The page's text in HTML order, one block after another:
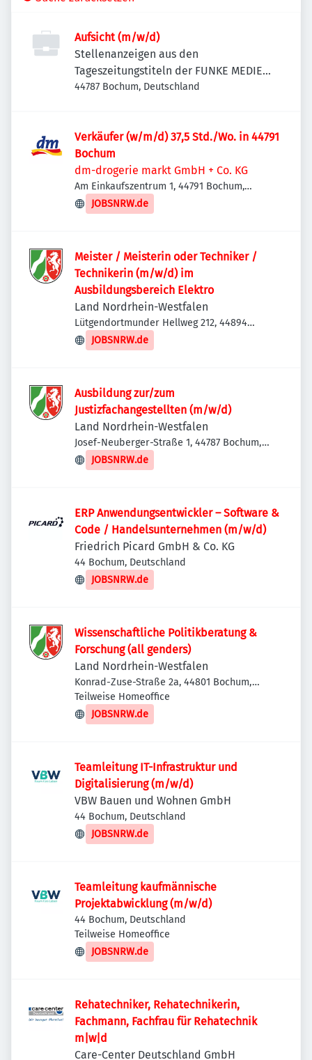
Aufsicht (m/w/d)
Stellenanzeigen aus den
Tageszeitungstiteln der FUNKE MEDIEN
NRW
44787 Bochum, Deutschland
Verkäufer (w/m/d) 37,5 Std./Wo. in 44791
Bochum
dm-drogerie markt GmbH + Co. KG
Am Einkaufszentrum 1, 44791 Bochum,
Deutschland
JOBSNRW.de
Meister / Meisterin oder Techniker /
Technikerin (m/w/d) im
Ausbildungsbereich Elektro
Land Nordrhein-Westfalen
Lütgendortmunder Hellweg 212, 44894
Bochum, Deutschland
JOBSNRW.de
Ausbildung zur/zum
Justizfachangestellten (m/w/d)
Land Nordrhein-Westfalen
Josef-Neuberger-Straße 1, 44787 Bochum,
Deutschland
JOBSNRW.de
ERP Anwendungsentwickler – Software &
Code / Handelsunternehmen (m/w/d)
Friedrich Picard GmbH & Co. KG
44 Bochum, Deutschland
JOBSNRW.de
Wissenschaftliche Politikberatung &
Forschung (all genders)
Land Nordrhein-Westfalen
Konrad-Zuse-Straße 2a, 44801 Bochum,
Deutschland
Teilweise Homeoffice
JOBSNRW.de
Teamleitung IT-Infrastruktur und
Digitalisierung (m/w/d)
VBW Bauen und Wohnen GmbH
44 Bochum, Deutschland
JOBSNRW.de
Teamleitung kaufmännische
Projektabwicklung (m/w/d)
44 Bochum, Deutschland
Teilweise Homeoffice
JOBSNRW.de
Rehatechniker, Rehatechnikerin,
Fachmann, Fachfrau für Rehatechnik
m|w|d
Care-Center Deutschland GmbH